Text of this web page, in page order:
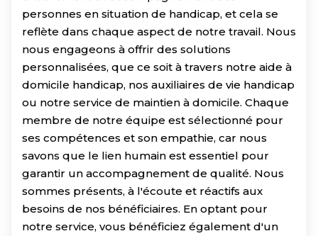
personnes en situation de handicap, et cela se
reflète dans chaque aspect de notre travail. Nous
nous engageons à offrir des solutions
personnalisées, que ce soit à travers notre aide à
domicile handicap, nos auxiliaires de vie handicap
ou notre service de maintien à domicile. Chaque
membre de notre équipe est sélectionné pour
ses compétences et son empathie, car nous
savons que le lien humain est essentiel pour
garantir un accompagnement de qualité. Nous
sommes présents, à l'écoute et réactifs aux
besoins de nos bénéficiaires. En optant pour
notre service, vous bénéficiez également d'un